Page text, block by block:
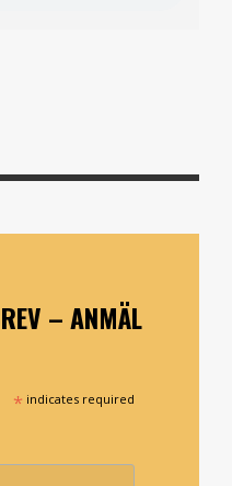
– ANMÄL
* indicates required